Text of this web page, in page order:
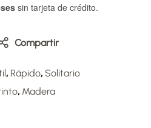
sin tarjeta de crédito.
Compartir
, Rápido, Solitario
, Madera